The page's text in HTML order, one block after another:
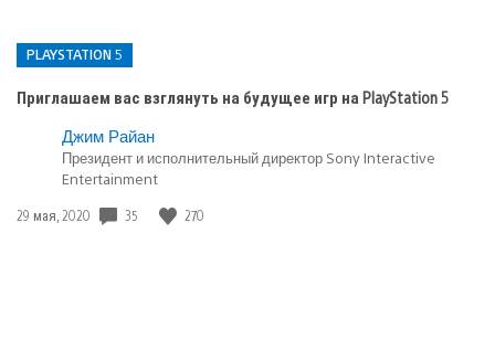
PLAYSTATION 5
Приглашаем вас взглянуть на будущее игр на PlayStation 5
Опубликовано
PlayStation
5
Джим Райан
Президент и исполнительный директор Sony Interactive
Entertainment
Дата
29 мая, 2020 35 270